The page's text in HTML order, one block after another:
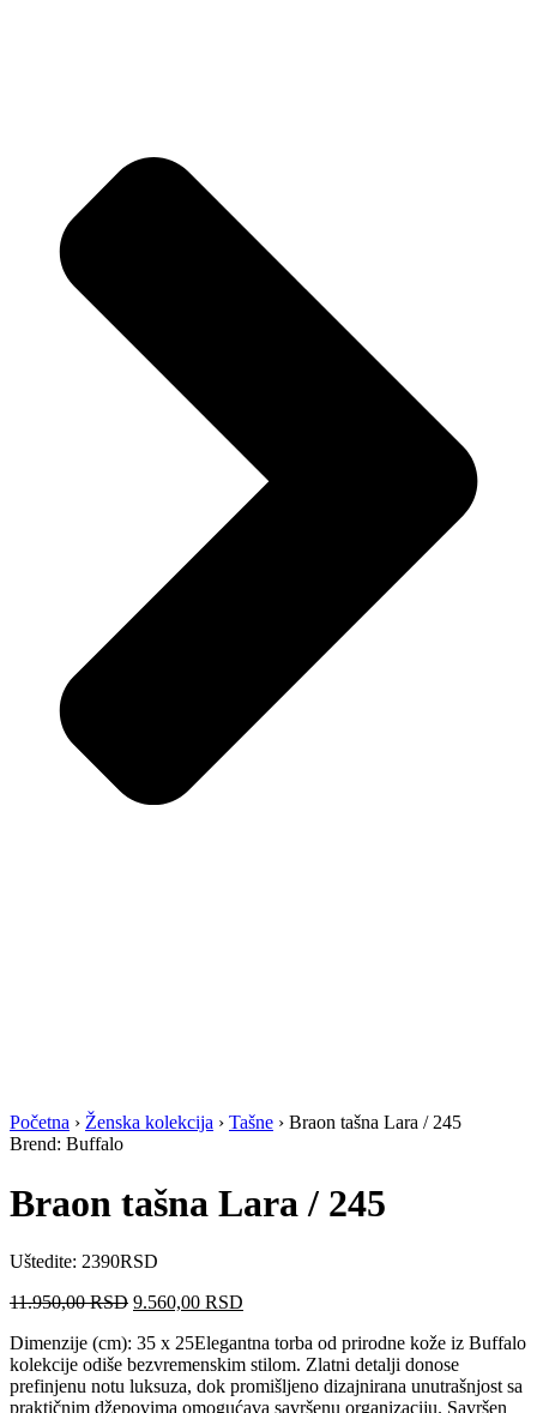
Početna › Ženska kolekcija › Tašne › Braon tašna Lara / 245
Brend: Buffalo
Braon tašna Lara / 245
Uštedite: 2390RSD
11.950,00RSD Originalna
je
bila:
11.950,00 RSD.
9.560,00 RSD
je:
9.560,00 RSD.
Dimenzije (cm): 35 x 25Elegantna torba od prirodne kože iz Buffalo
kolekcije odiše bezvremenskim stilom. Zlatni detalji donose
prefinjenu notu luksuza, dok promišljeno dizajnirana unutrašnjost sa
praktičnim džepovima omogućava savršenu organizaciju. Savršen